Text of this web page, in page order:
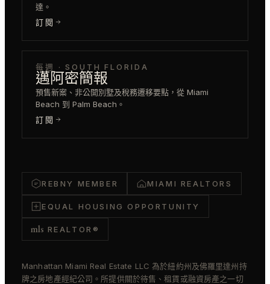
達。
訂閱
每週 · SOUTH FLORIDA
邁阿密簡報
預售新案、非公開別墅及稅務遷移要點，從 Miami
Beach 到 Palm Beach。
訂閱
REBNY MEMBER MIAMI REALTORS
EQUAL HOUSING OPPORTUNITY
mls REALTOR®
Manhattan Miami Real Estate LLC 為於紐約州及佛羅里達州持
牌之房地產經紀公司。所提供關於待售、租賃或融資房產之一切